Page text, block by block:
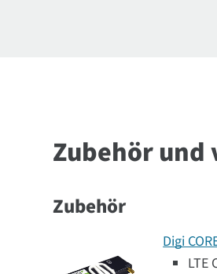
Zubehör
Zubehör
Digi
LTE